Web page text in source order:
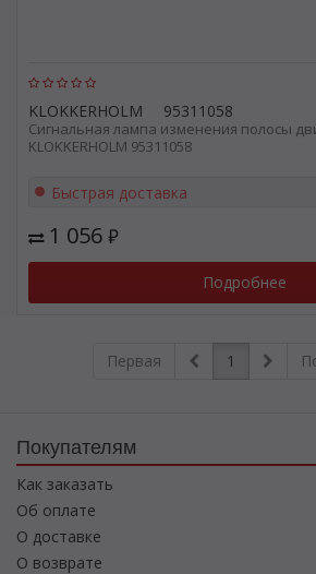
KLOKKERHOLM 95311058
Сигнальная лампа изменения полосы
KLOKKERHOLM 95311058
Быстрая доставка
1 056 ₽
Подробнее
Первая 1
Покупателям
Как заказать
Об оплате
О доставке
О возврате